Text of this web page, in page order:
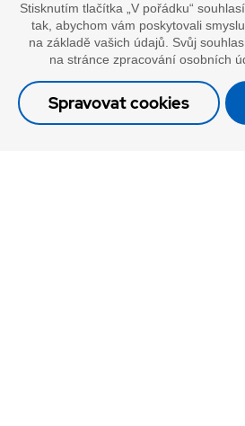
Stisknutím tlačítka „V pořádku“
tak, abychom vám poskytovali
na základě vašich údajů. Svůj
na stránce zpracování osobních
Spravovat cookies